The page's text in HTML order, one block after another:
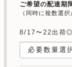
ご希望の配達期
（同時に複数選択
8/17〜22出荷